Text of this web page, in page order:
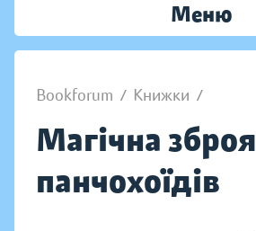
Меню
Bookforum / Книжки /
Магічна зброя
панчохоїдів